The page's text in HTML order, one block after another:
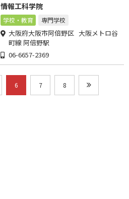
情報工科学院
学校・教育 専門学校
大阪府大阪市阿倍野区 大阪メトロ谷
町線 阿倍野駅
06-6657-2369
6 7 8